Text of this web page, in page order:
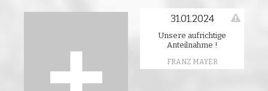
31.01.2024
Unsere aufrichtige
Anteilnahme !
FRANZ MAYER